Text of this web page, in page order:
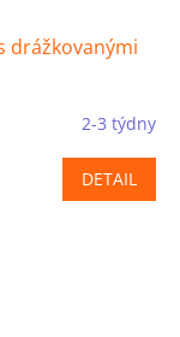
drážkovanými
2-3 týdny
DETAIL